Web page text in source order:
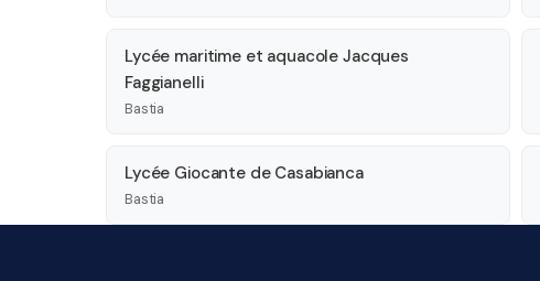
Lycée maritime et aquacole Jacques
Faggianelli
Bastia
Lycée Giocante de Casabianca
Bastia